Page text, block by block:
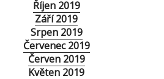
Říjen 2019
Září 2019
Srpen 2019
Červenec 2019
Červen 2019
Květen 2019